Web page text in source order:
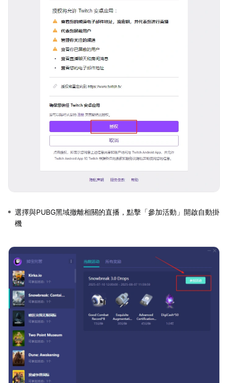
選擇與PUBG黑域撤離相關的直播，點擊「參加活動」開啟自動掛
機